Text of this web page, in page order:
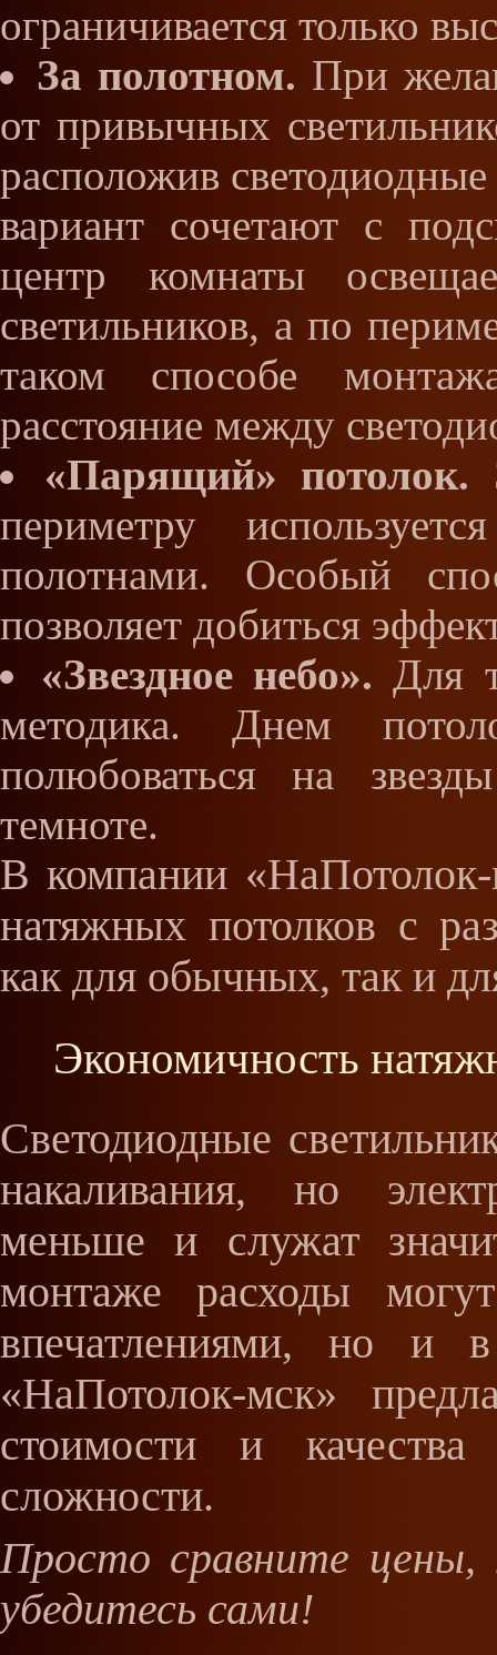
ограничивается только
За полотном. При
от привычных
расположив
вариант сочетают с
центр комнаты
светильников, а по
таком способе
расстояние между
«Парящий» потолок.
периметру
полотнами. Особый
позволяет добиться
«Звездное небо». Для
методика. Днем
полюбоваться на
темноте.
В компании
натяжных потолков с
как для обычных, так и
Экономичность
Светодиодные
накаливания, но
меньше и служат
монтаже расходы
впечатлениями, но и
«НаПотолок-мск»
стоимости и
сложности.
Просто сравните цены,
убедитесь сами!